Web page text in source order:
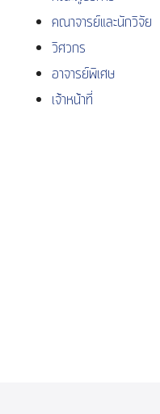
คณาจารย์และนักวิจัย
วิศวกร
อาจารย์พิเศษ
เจ้าหน้าที่